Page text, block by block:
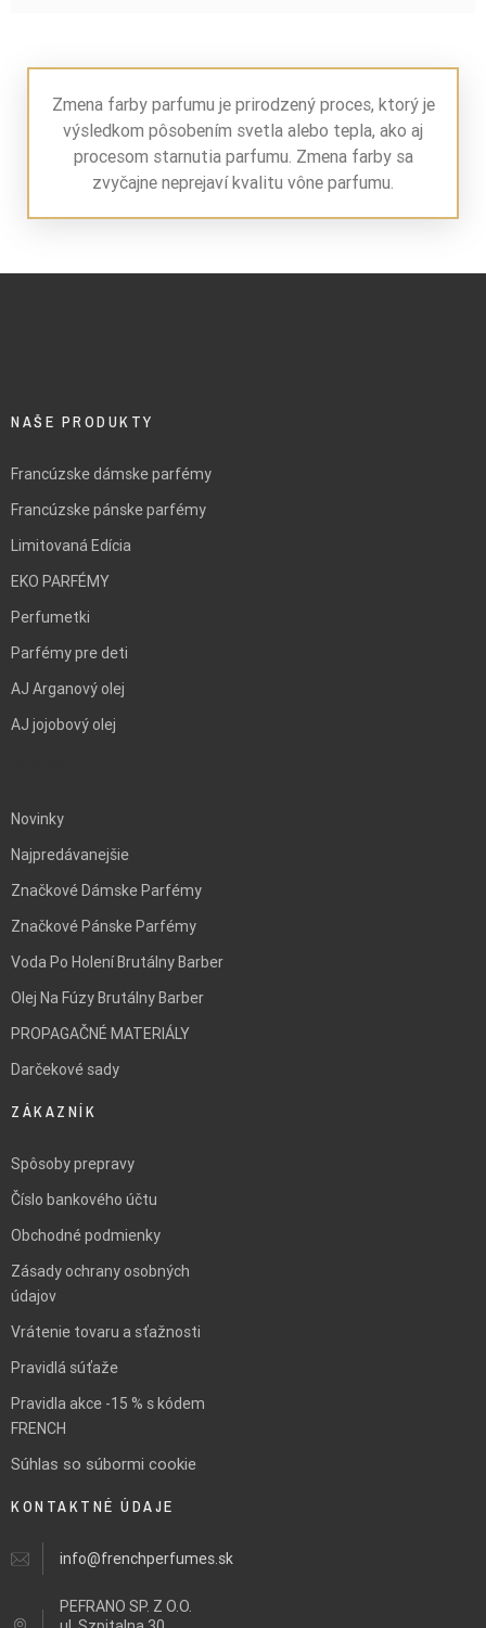
Zmena farby parfumu je prirodzený proces, ktorý je
výsledkom pôsobením svetla alebo tepla, ako aj
procesom starnutia parfumu. Zmena farby sa
zvyčajne neprejaví kvalitu vône parfumu.
NAŠE PRODUKTY
Francúzske dámske parfémy
Francúzske pánske parfémy
Limitovaná Edícia
EKO PARFÉMY
Perfumetki
Parfémy pre deti
AJ Arganový olej
AJ jojobový olej
Novinky
Najpredávanejšie
Značkové Dámske Parfémy
Značkové Pánske Parfémy
Voda Po Holení Brutálny Barber
Olej Na Fúzy Brutálny Barber
PROPAGAČNÉ MATERIÁLY
Darčekové sady
ZÁKAZNÍK
Spôsoby prepravy
Číslo bankového účtu
Obchodné podmienky
Zásady ochrany osobných
údajov
Vrátenie tovaru a sťažnosti
Pravidlá súťaže
Pravidla akce -15 % s kódem
FRENCH
Súhlas so súbormi cookie
KONTAKTNÉ ÚDAJE
info@frenchperfumes.sk
PEFRANO SP. Z O.O.